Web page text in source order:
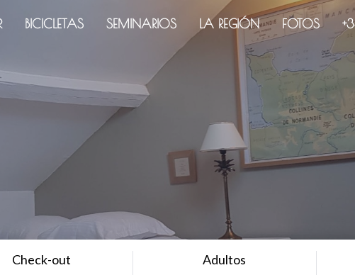
BICICLETAS SEMINARIOS LA REGIÓN FOTOS
Check-out Adultos